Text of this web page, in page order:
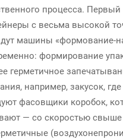
процесса.
с весьма высокой
машины «формование-
формирование
герметичное
например, закусок,
фасовщики коробок,
— со скоростью